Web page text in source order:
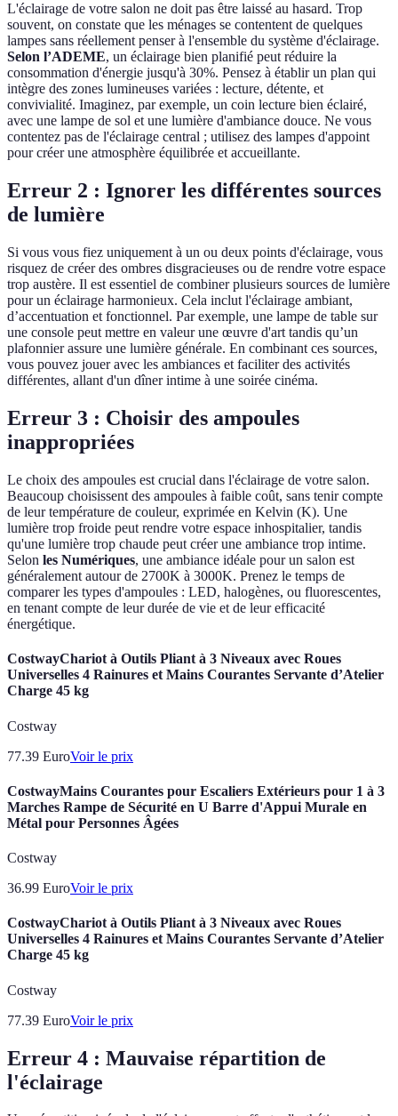
L'éclairage de votre salon ne doit pas être laissé au hasard. Trop
souvent, on constate que les ménages se contentent de quelques
lampes sans réellement penser à l'ensemble du système d'éclairage.
Selon l’ADEME, un éclairage bien planifié peut réduire la
consommation d'énergie jusqu'à 30%. Pensez à établir un plan qui
intègre des zones lumineuses variées : lecture, détente, et
convivialité. Imaginez, par exemple, un coin lecture bien éclairé,
avec une lampe de sol et une lumière d'ambiance douce. Ne vous
contentez pas de l'éclairage central ; utilisez des lampes d'appoint
pour créer une atmosphère équilibrée et accueillante.
Erreur 2 : Ignorer les différentes sources
de lumière
Si vous vous fiez uniquement à un ou deux points d'éclairage, vous
risquez de créer des ombres disgracieuses ou de rendre votre espace
trop austère. Il est essentiel de combiner plusieurs sources de lumière
pour un éclairage harmonieux. Cela inclut l'éclairage ambiant,
d’accentuation et fonctionnel. Par exemple, une lampe de table sur
une console peut mettre en valeur une œuvre d'art tandis qu’un
plafonnier assure une lumière générale. En combinant ces sources,
vous pouvez jouer avec les ambiances et faciliter des activités
différentes, allant d'un dîner intime à une soirée cinéma.
Erreur 3 : Choisir des ampoules
inappropriées
Le choix des ampoules est crucial dans l'éclairage de votre salon.
Beaucoup choisissent des ampoules à faible coût, sans tenir compte
de leur température de couleur, exprimée en Kelvin (K). Une
lumière trop froide peut rendre votre espace inhospitalier, tandis
qu'une lumière trop chaude peut créer une ambiance trop intime.
Selon les Numériques, une ambiance idéale pour un salon est
généralement autour de 2700K à 3000K. Prenez le temps de
comparer les types d'ampoules : LED, halogènes, ou fluorescentes,
en tenant compte de leur durée de vie et de leur efficacité
énergétique.
CostwayChariot à Outils Pliant à 3 Niveaux avec Roues
Universelles 4 Rainures et Mains Courantes Servante d’Atelier
Charge 45 kg
Costway
77.39 EuroVoir le prix
CostwayMains Courantes pour Escaliers Extérieurs pour 1 à 3
Marches Rampe de Sécurité en U Barre d'Appui Murale en
Métal pour Personnes Âgées
Costway
36.99 EuroVoir le prix
CostwayChariot à Outils Pliant à 3 Niveaux avec Roues
Universelles 4 Rainures et Mains Courantes Servante d’Atelier
Charge 45 kg
Costway
77.39 EuroVoir le prix
Erreur 4 : Mauvaise répartition de
l'éclairage